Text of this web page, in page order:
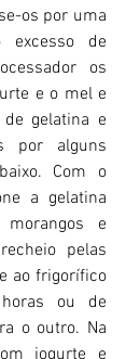
os por uma
excesso de
os
e o mel e
gelatina e
por alguns
Com o
a gelatina
e
pelas
ao frigorífico
ou de
o outro. Na
iogurte e